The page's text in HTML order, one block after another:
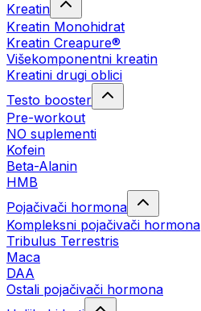
Kreatin
Kreatin Monohidrat
Kreatin Creapure®
Višekomponentni kreatin
Kreatini drugi oblici
Testo booster
Pre-workout
NO suplementi
Kofein
Beta-Alanin
HMB
Pojačivači hormona
Kompleksni pojačivači hormona
Tribulus Terrestris
Maca
DAA
Ostali pojačivači hormona